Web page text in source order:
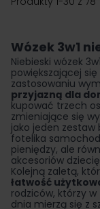
Wózek 3w1
Niebieski wózek
powiększającej
zastosowaniu
przyjazną dla
kupować trzech
zmieniające się
jako jeden zestaw
fotelika
pieniędzy, ale
akcesoriów
Kolejną zaletą,
łatwość
rodziców, którzy
dnia mierzą się z